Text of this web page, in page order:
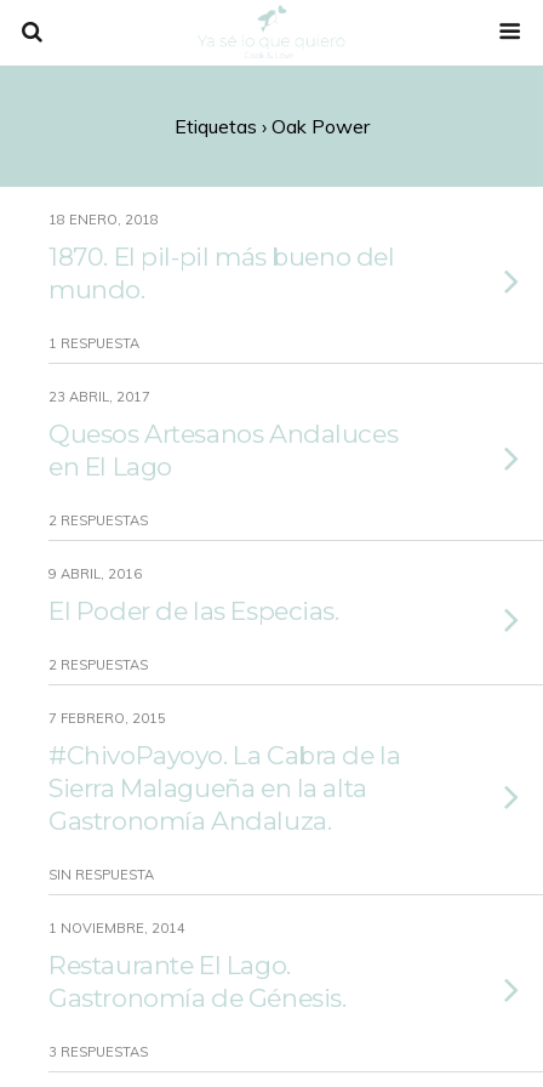
Etiquetas › Oak Power
18 ENERO, 2018
1870. El pil-pil más bueno del
mundo.
1 RESPUESTA
23 ABRIL, 2017
Quesos Artesanos Andaluces
en El Lago
2 RESPUESTAS
9 ABRIL, 2016
El Poder de las Especias.
2 RESPUESTAS
7 FEBRERO, 2015
#ChivoPayoyo. La Cabra de la
Sierra Malagueña en la alta
Gastronomía Andaluza.
SIN RESPUESTA
1 NOVIEMBRE, 2014
Restaurante El Lago.
Gastronomía de Génesis.
3 RESPUESTAS